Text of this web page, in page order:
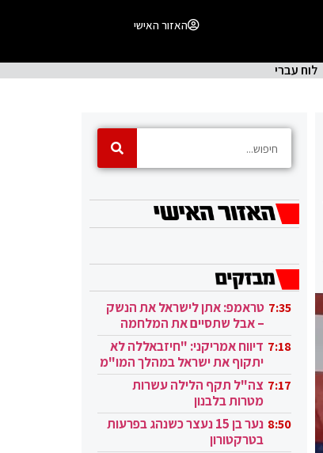
האזור האישי
לוח עברי
7:35 טראמפ: אתן לישראל את הנשק
– אבל שתסיים את המלחמה
בעזה 7:18 דיווח אמריקני: "חיזבאללה לא
יתקוף את ישראל במהלך המו"מ
בקטאר" 7:17 צה"ל תקף הלילה עשרות
מטרות בלבנון
8:50
נער בן 15 נעצר כשנהג בפרעות
בטרקטורון